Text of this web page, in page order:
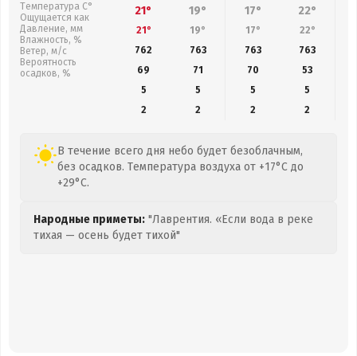
Температура С°
Ощущается как
Давление, мм
Влажность, %
Ветер, м/с
Вероятность
осадков, %
21° 19° 17° 22°
21° 19° 17° 22°
762
763 763 763
69
71 70 53
5
5 5
5
2
2 2 2
В течение всего дня небо будет безоблачным,
без осадков. Температура воздуха от +17°C до
+29°C.
Народные приметы: "Лаврентия. «Если вода в реке
тихая — осень будет тихой"